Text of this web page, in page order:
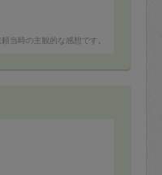
の参考になりそうで
当時の主観的な感想です。